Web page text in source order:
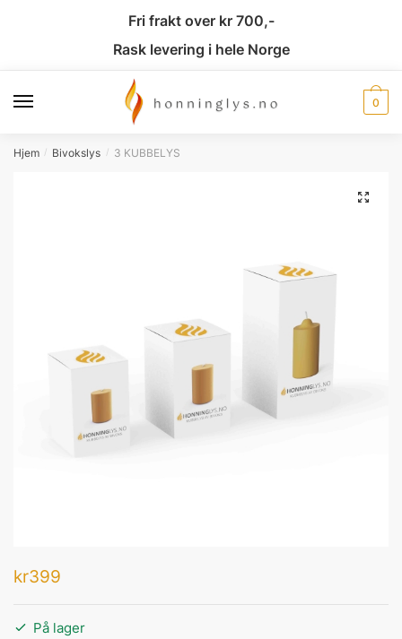
Fri frakt over kr 700,-
Rask levering i hele Norge
0
Hjem / Bivokslys / 3 KUBBELYS
🔍
kr399
På lager